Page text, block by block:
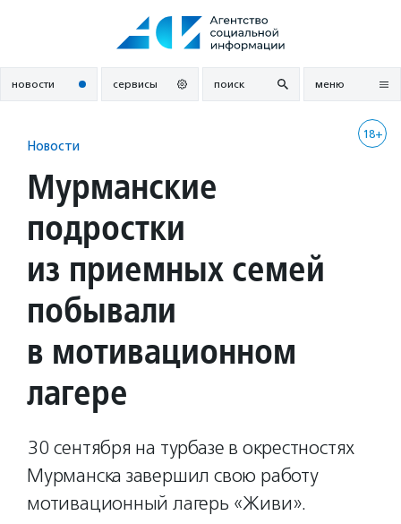
новости сервисы поиск меню
18+
Новости
Мурманские
подростки
из приемных семей
побывали
в мотивационном
лагере
30 сентября на турбазе в окрестностях
Мурманска завершил свою работу
мотивационный лагерь «Живи».